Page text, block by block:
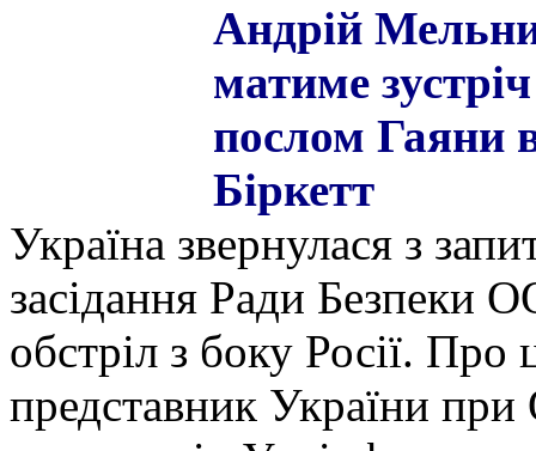
Андрій
матиме
послом Гаяни
Біркетт
Україна звернулася з
засідання Ради Безпеки
обстріл з боку Росії.
представник України